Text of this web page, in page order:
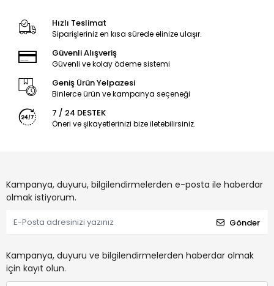
Hızlı Teslimat
Siparişleriniz en kısa sürede elinize ulaşır.
Güvenli Alışveriş
Güvenli ve kolay ödeme sistemi
Geniş Ürün Yelpazesi
Binlerce ürün ve kampanya seçeneği
7 / 24 DESTEK
Öneri ve şikayetlerinizi bize iletebilirsiniz.
Kampanya, duyuru, bilgilendirmelerden e-posta ile haberdar
olmak istiyorum.
Gönder
Kampanya, duyuru ve bilgilendirmelerden haberdar olmak
için kayıt olun.